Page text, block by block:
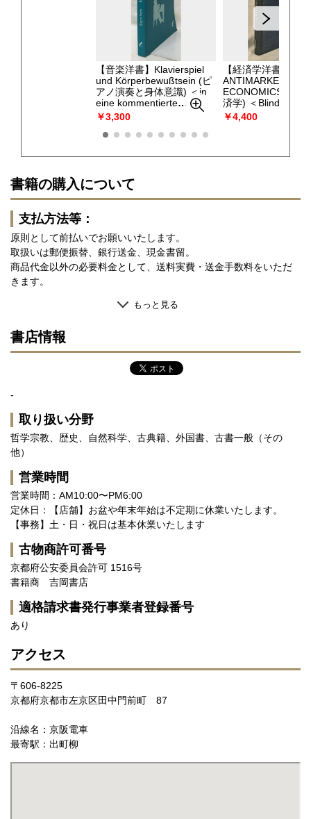
【音楽洋書】Klavierspiel
und Körperbewußtsein (ピ
アノ演奏と身体意識) ＜in
eine kommentierte
Auswahl historischer
klaviermethodischer
Zitate 正誤表付 （歴史的
ション・注釈付）＞
￥3,300
【経済学洋書】
ANTIMARKET
ECONOMICS (反市
済学) ＜Blind
Science,and the
of Economic
（Roger Mann）
￥4,400
書籍の購入について
支払方法等：
原則として前払いでお願いいたします。
取扱いは郵便振替、銀行送金、現金書留。
商品代金以外の必要料金として、送料実費・送金手数料をいただ
きます。
もっと見る
書店情報
-
取り扱い分野
哲学宗教、歴史、自然科学、古典籍、外国書、古書一般（その
他）
営業時間
営業時間：AM10:00〜PM6:00
定休日：【店舗】お盆や年末年始は不定期に休業いたします。
【事務】土・日・祝日は基本休業いたします
古物商許可番号
京都府公安委員会許可 1516号
書籍商 吉岡書店
適格請求書発行事業者登録番号
あり
アクセス
〒606-8225
京都府京都市左京区田中門前町 87
沿線名：京阪電車
最寄駅：出町柳